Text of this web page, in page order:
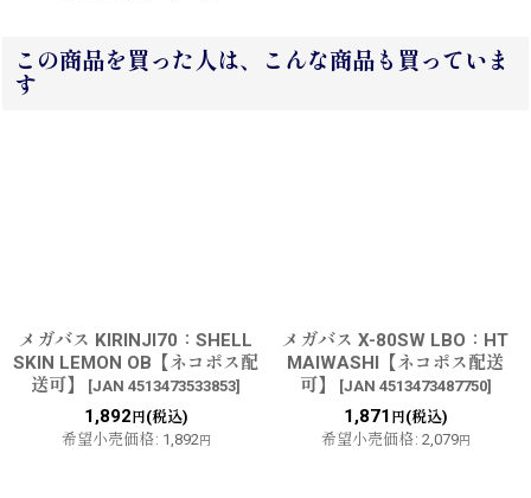
この商品を買った人は、こんな商品も買っていま
す
メガバス KIRINJI70：SHELL
SKIN LEMON OB【ネコポス配
送可】
[JAN 4513473533853]
1,892 円(税込)
希望小売価格: 1,892円
メガバス X-80SW LBO：HT
MAIWASHI【ネコポス配送
可】
[JAN 4513473487750]
1,871 円(税込)
希望小売価格: 2,079円